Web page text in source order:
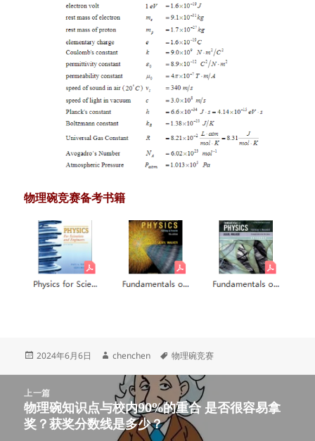
物理碗竞赛备考书籍
发
2024年6月6日
作
chenchen
标
物理碗竞赛
上一篇
上
篇
物理碗知识点与校内90%的重合 是否很容易拿
奖？获奖分数线是多少？